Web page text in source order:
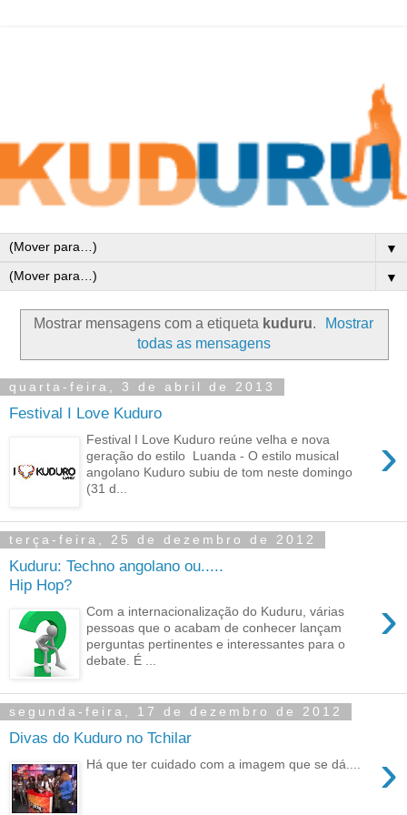
▼
▼
Mostrar mensagens com a etiqueta kuduru.
Mostrar
todas as mensagens
quarta-feira, 3 de abril de 2013
Festival I Love Kuduro
›
Festival I Love Kuduro reúne velha e nova
geração do estilo Luanda - O estilo musical
angolano Kuduro subiu de tom neste domingo
(31 d...
terça-feira, 25 de dezembro de 2012
Kuduru: Techno angolano ou.....
Hip Hop?
›
Com a internacionalização do Kuduru, várias
pessoas que o acabam de conhecer lançam
perguntas pertinentes e interessantes para o
debate. É ...
segunda-feira, 17 de dezembro de 2012
Divas do Kuduro no Tchilar
›
Há que ter cuidado com a imagem que se dá....